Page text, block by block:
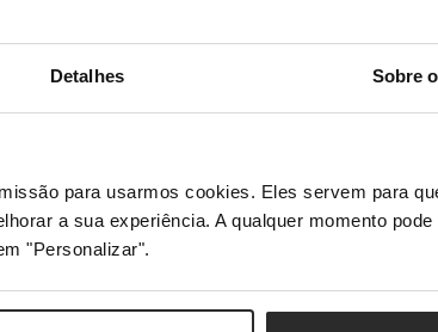
Detalhes Sobre
para usarmos cookies. Eles servem para
a sua experiência. A qualquer momento
"Personalizar".